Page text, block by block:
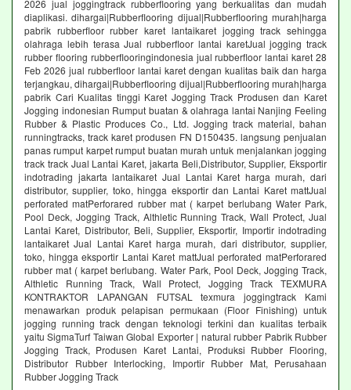
2026 jual joggingtrack rubberflooring yang berkualitas dan mudah
diaplikasi. dihargai|Rubberflooring dijual|Rubberflooring murah|harga
pabrik rubberfloor rubber karet lantaikaret jogging track sehingga
olahraga lebih terasa Jual rubberfloor lantai karetJual jogging track
rubber flooring rubberflooringindonesia jual rubberfloor lantai karet 28
Feb 2026 jual rubberfloor lantai karet dengan kualitas baik dan harga
terjangkau, dihargai|Rubberflooring dijual|Rubberflooring murah|harga
pabrik Cari Kualitas tinggi Karet Jogging Track Produsen dan Karet
Jogging indonesian Rumput buatan & olahraga lantai Nanjing Feeling
Rubber & Plastic Produces Co., Ltd. Jogging track material, bahan
runningtracks, track karet produsen FN D150435. langsung penjualan
panas rumput karpet rumput buatan murah untuk menjalankan jogging
track track Jual Lantai Karet, jakarta Beli,Distributor, Supplier, Eksportir
indotrading jakarta lantaikaret Jual Lantai Karet harga murah, dari
distributor, supplier, toko, hingga eksportir dan Lantai Karet mattJual
perforated matPerforared rubber mat ( karpet berlubang Water Park,
Pool Deck, Jogging Track, Althletic Running Track, Wall Protect, Jual
Lantai Karet, Distributor, Beli, Supplier, Eksportir, Importir indotrading
lantaikaret Jual Lantai Karet harga murah, dari distributor, supplier,
toko, hingga eksportir Lantai Karet mattJual perforated matPerforared
rubber mat ( karpet berlubang. Water Park, Pool Deck, Jogging Track,
Althletic Running Track, Wall Protect, Jogging Track TEXMURA
KONTRAKTOR LAPANGAN FUTSAL texmura joggingtrack Kami
menawarkan produk pelapisan permukaan (Floor Finishing) untuk
jogging running track dengan teknologi terkini dan kualitas terbaik
yaitu SigmaTurf Taiwan Global Exporter | natural rubber Pabrik Rubber
Jogging Track, Produsen Karet Lantai, Produksi Rubber Flooring,
Distributor Rubber Interlocking, Importir Rubber Mat, Perusahaan
Rubber Jogging Track